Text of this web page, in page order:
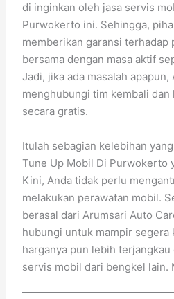
di inginkan oleh jasa servis
Purwokerto ini. Sehingga,
memberikan garansi terhadap
bersama dengan masa aktif
Jadi, jika ada masalah apapun,
menghubungi tim kembali dan
secara gratis.
Itulah sebagian kelebihan
Tune Up Mobil Di Purwokerto
Kini, Anda tidak perlu
melakukan perawatan mobil.
berasal dari Arumsari Auto
hubungi untuk mampir segera
harganya pun lebih
servis mobil dari bengkel lain.